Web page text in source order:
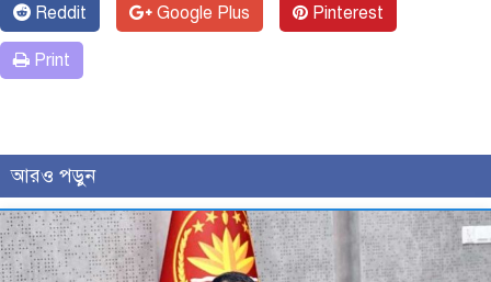
Reddit Google Plus Pinterest
Print
আরও পড়ুন